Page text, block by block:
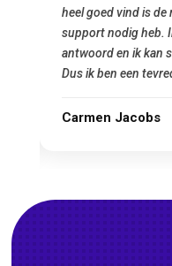
james van oranje